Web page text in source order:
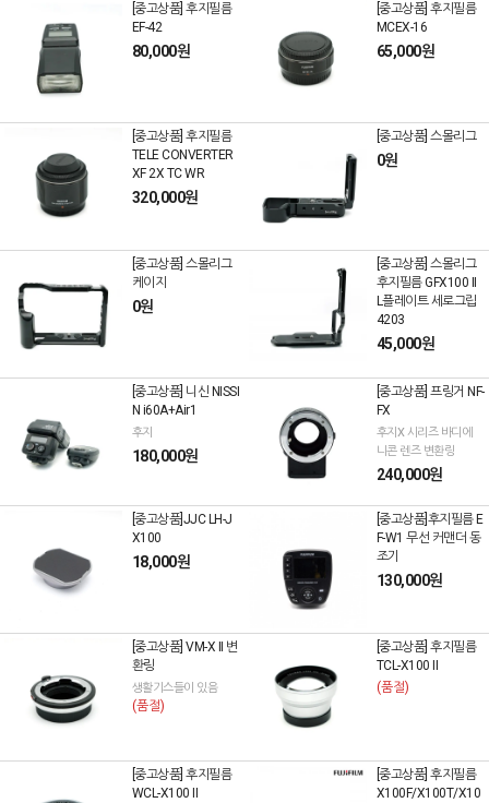
[중고상품] 후지필름
EF-42
80,000원
[중고상품] 후지필름
MCEX-16
65,000원
[중고상품] 후지필름
TELE CONVERTER
XF 2X TC WR
320,000원
[중고상품] 스몰리그
0원
[중고상품] 스몰리그
케이지
0원
[중고상품] 스몰리그
후지필름 GFX100 II
L플레이트 세로그립
4203
45,000원
[중고상품] 니신 NISSI
N i60A+Air1
후지
180,000원
[중고상품] 프링거 NF-
FX
후지X 시리즈 바디에
니콘 렌즈 변환링
240,000원
[중고상품]JJC LH-J
X100
18,000원
[중고상품]후지필름 E
F-W1 무선 커맨더 동
조기
130,000원
[중고상품] VM-X II 변
환링
생활기스들이 있음
(품절)
[중고상품] 후지필름
TCL-X100 II
(품절)
[중고상품] 후지필름
WCL-X100 II
[중고상품] 후지필름
X100F/X100T/X10